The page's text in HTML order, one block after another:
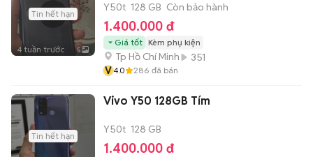
Tin hết hạn
4 tuần trước 5
Y50t 128 GB Còn bảo hành
1.400.000 đ
Giá tốt Kèm phụ kiện
Tp Hồ Chí Minh
351
V4.0 286 đã bán
Tin hết hạn
Vivo Y50 128GB Tím
Y50t 128 GB
1.400.000 đ